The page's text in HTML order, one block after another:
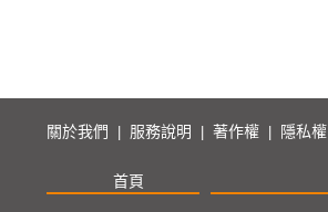
關於我們 服務說明 著作權 隱私權
首頁